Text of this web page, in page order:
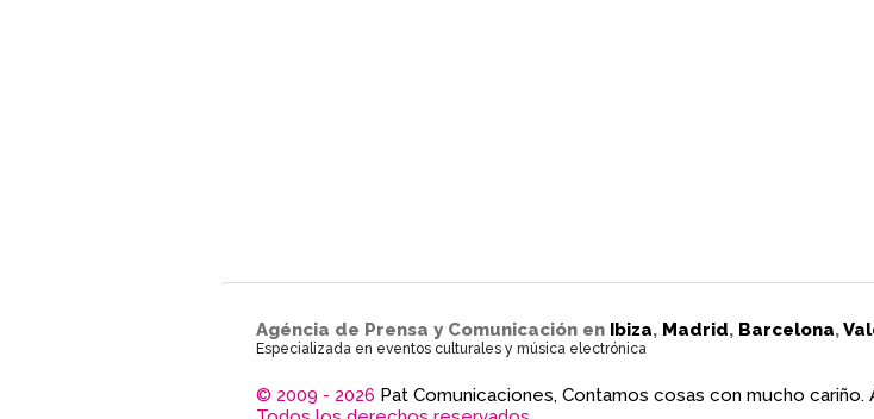
Agéncia de Prensa y Comunicación en Ibiza, Madrid, Barcelona,
Especializada en eventos culturales y música electrónica
© 2009 - 2026 Pat Comunicaciones, Contamos cosas con mucho cariño.